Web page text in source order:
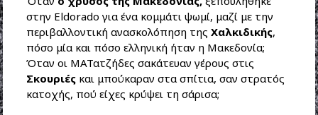
στην Eldorado για ένα κομμάτι ψωμί, μαζί με την
περιβαλλοντική ανασκολόπηση της Χαλκιδικής,
πόσο μία και πόσο ελληνική ήταν η Μακεδονία;
Όταν οι ΜΑΤατζήδες σακάτευαν γέρους στις
Σκουριέςκαι μπούκαραν στα σπίτια, σαν στρατός
κατοχής, πού είχες κρύψει τη σάρισα;